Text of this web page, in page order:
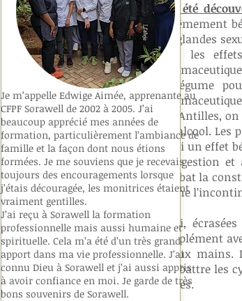
Il a été
extrêmement
des glandes
sans les
ce légume
Aux Antilles,
de l’alcool.
aussi un effet
la digestion et
combat la
soigne
Ainsi,
complément
et aux mains.
combattre les
fièvres.
Je m’appelle Edwige Aimée, apprenante au
CFPF Sorawell de 2002 à 2005. J’ai
beaucoup apprécié mes années de
formation, particulièrement l’ambiance de
famille et la façon dont nous étions
formées. Je me souviens que je recevais
toujours des encouragements lorsque
j’étais découragée, les monitrices étaient
vraiment gentilles.
J’ai reçu à Sorawell la formation
professionnelle mais aussi humaine et
spirituelle. Cela m’a été d’un très grand
apport dans ma vie professionnelle. J’ai
connu Dieu à Sorawell et j’ai aussi appris
à avoir confiance en moi. Je garde de très
bons souvenirs de Sorawell.